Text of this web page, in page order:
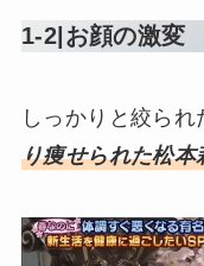
1-2|お顔の激変
しっかりと絞られ
り痩せられた松本